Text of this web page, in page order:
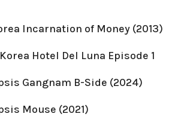
Incarnation of Money (2013)
Hotel Del Luna Episode 1
Gangnam B-Side (2024)
Mouse (2021)